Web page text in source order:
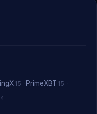
15 PrimeXBT 15